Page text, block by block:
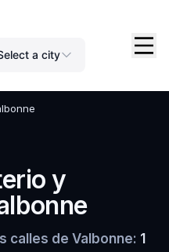
a city
y
calles de Valbonne: 1